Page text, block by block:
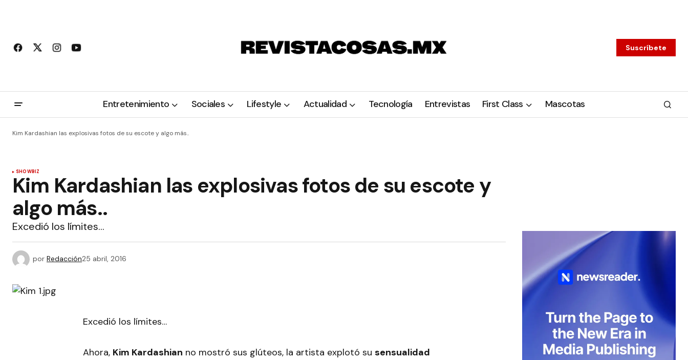
Suscríbete
Entretenimiento Sociales Lifestyle Actualidad Tecnología Entrevistas First Class Mascotas
Kim Kardashian las explosivas fotos de su escote y algo más..
SHOWBIZ
Kim Kardashian las explosivas fotos de su escote y
algo más..
Excedió los límites…
por Redacción25 abril, 2016
Excedió los límites…
Ahora, Kim Kardashian no mostró sus glúteos, la artista explotó su sensualidad